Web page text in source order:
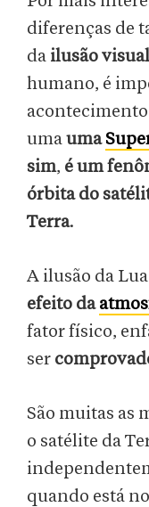
diferenças de
da ilusão visual
humano, é
umauma
sim, é um
órbita do
Terra.
A ilusão da
efeito da
fator físico,
ser
São muitas as
o satélite da
quando está